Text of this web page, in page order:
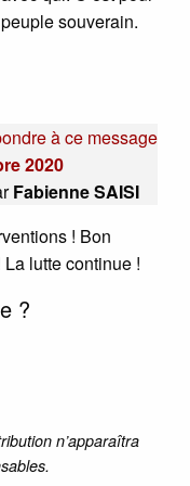
souverain.
à ce message
2020
Fabienne SAISI
! Bon
lutte continue !
?
n’apparaîtra